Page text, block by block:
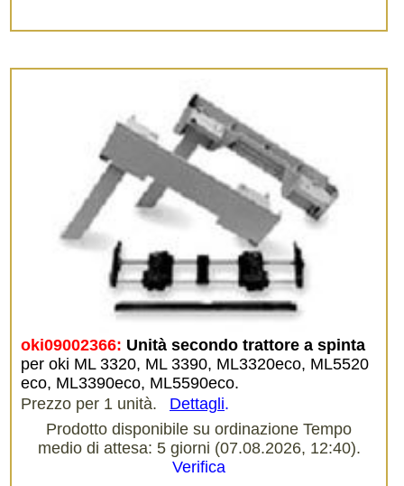
oki09002366: Unità secondo trattore a spinta
per oki ML 3320, ML 3390, ML3320eco, ML5520
eco, ML3390eco, ML5590eco.
Prezzo per 1 unità.
Dettagli.
Prodotto disponibile su ordinazione Tempo
medio di attesa: 5 giorni (07.08.2026, 12:40).
Verifica